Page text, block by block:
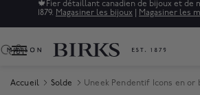
🍁 Fier détaillant canadien de bijoux et de
1879. Magasiner les bijoux Magasiner les
0
Accueil Solde Uneek Pendentif Icons en or